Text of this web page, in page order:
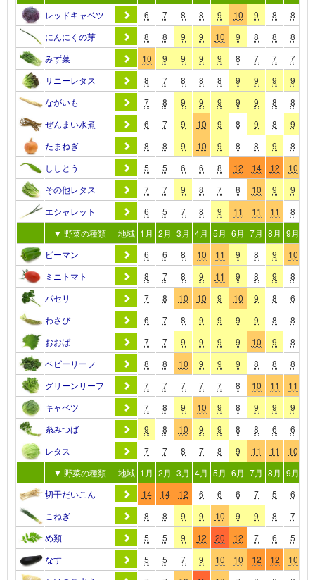
レッドキャベツ
6 7 8 8 9 10 9 8 8
にんにくの芽
8 8 9 9 10 9 8 8 8
みず菜
10 9 9 9 9 8 7 7 7
サニーレタス
8 7 8 8 8 9 9 9 9
ながいも
7 8 9 9 9 9 9 8 8
ぜんまい水煮
6 7 9 10 9 8 9 8 9
たまねぎ
8 8 9 10 9 8 8 9 8
ししとう
5 5 6 6 8 12 14 12 10
その他レタス
7 7 9 8 7 8 10 9 9
エシャレット
6 5 7 8 9 11 11 11 8
▼ 野菜の種類
地域 1月 2月 3月 4月 5月 6月 7月 8月 9月
ピーマン
6 6 8 10 11 9 8 9 10
ミニトマト
8 7 8 9 11 9 8 9 8
パセリ
7 8 10 10 9 10 9 8 6
わさび
6 7 8 9 9 9 9 8 8
おおば
7 7 9 9 9 9 10 9 8
ベビーリーフ
8 8 10 9 9 9 8 8 8
グリーンリーフ
7 7 7 7 7 8 10 11 11
キャベツ
7 8 9 10 9 8 9 9 9
糸みつば
9 8 10 9 9 8 8 6 6
レタス
7 7 8 7 8 9 11 11 10
▼ 野菜の種類
地域 1月 2月 3月 4月 5月 6月 7月 8月 9月
切干だいこん
14 14 12 6 6 6 7 5 6
こねぎ
8 8 9 9 10 9 9 8 7
め類
5 5 9 12 20 12 7 6 5
なす
5 5 7 9 10 10 12 12 10